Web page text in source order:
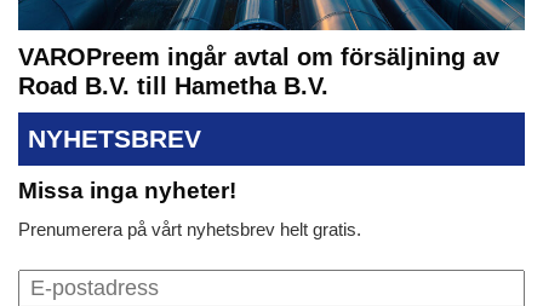
VAROPreem ingår avtal om försäljning av
Road B.V. till Hametha B.V.
NYHETSBREV
Missa inga nyheter!
Prenumerera på vårt nyhetsbrev helt gratis.